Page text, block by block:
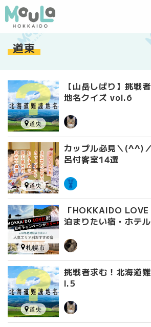
道東
【山岳しばり】挑戦
地名クイズ vol.6
道央
カップル必見＼(^^)
呂付客室14選
道央
「HOKKAIDO
泊まりたい宿・ホテ
札幌市
挑戦者求む！北海道
l.5
道央